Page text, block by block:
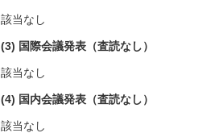
該当なし
(3) 国際会議発表（査読なし）
該当なし
(4) 国内会議発表（査読なし）
該当なし